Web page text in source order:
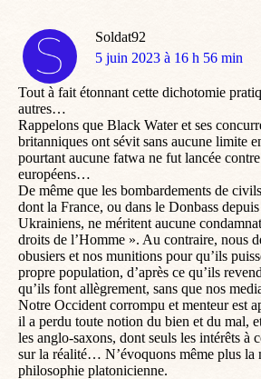
Soldat92
dit
5 juin 2023 à 16 h 56 min
Tout à fait étonnant cette dichotomie
autres…
Rappelons que Black Water et ses
britanniques ont sévit sans aucune limite
pourtant aucune fatwa ne fut lancée
européens…
De même que les bombardements de
dont la France, ou dans le Donbass
Ukrainiens, ne méritent aucune
droits de l’Homme ». Au contraire, nous
obusiers et nos munitions pour qu’ils
propre population, d’après ce qu’ils
qu’ils font allègrement, sans que nos
Notre Occident corrompu et menteur est
il a perdu toute notion du bien et du mal,
les anglo-saxons, dont seuls les intérêts à
sur la réalité… N’évoquons même plus la
philosophie platonicienne.